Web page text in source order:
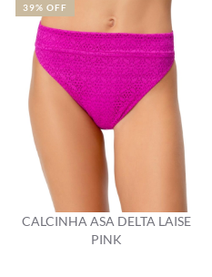
CALCINHA ASA DELTA LAISE
PINK
39% OFF